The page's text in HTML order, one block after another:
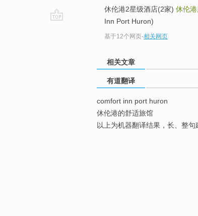
休伦港2星级酒店(2家) 休伦
Inn Port Huron)
基于12个网页-相关网页
相关文章
有道翻译
comfort inn port huron
休伦港的舒适旅馆
以上为机器翻译结果，长、整句